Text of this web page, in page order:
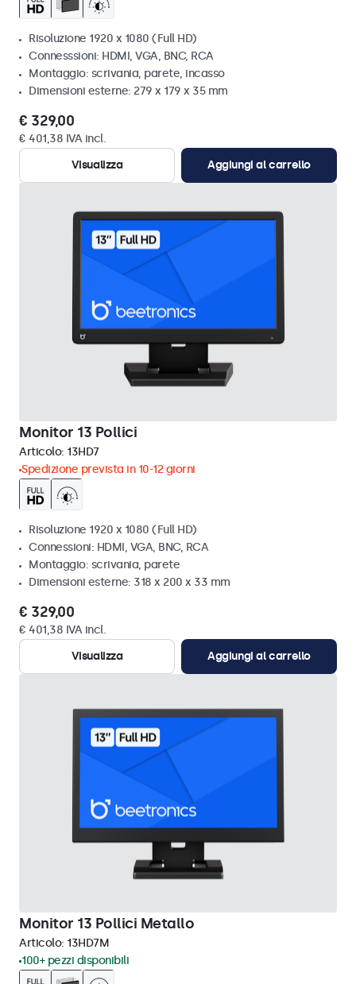
Risoluzione 1920 x 1080 (Full HD)
Connesssioni: HDMI, VGA, BNC, RCA
Montaggio: scrivania, parete, incasso
Dimensioni esterne: 279 x 179 x 35 mm
€ 329,00
€ 401,38 IVA incl.
Visualizza
Aggiungi al carrello
Monitor 13 Pollici
Articolo: 13HD7
Spedizione prevista in 10-12 giorni
Risoluzione 1920 x 1080 (Full HD)
Connessioni: HDMI, VGA, BNC, RCA
Montaggio: scrivania, parete
Dimensioni esterne: 318 x 200 x 33 mm
€ 329,00
€ 401,38 IVA incl.
Visualizza
Aggiungi al carrello
Monitor 13 Pollici Metallo
Articolo: 13HD7M
100+ pezzi disponibili